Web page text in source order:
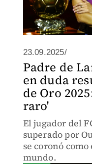
23.09.2025/
Padre de
en duda
de Oro
raro'
El jugador del
superado por
se coronó
mundo.